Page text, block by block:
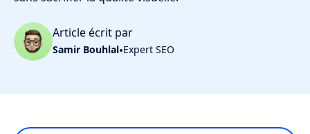
Article écrit par
Samir Bouhlal•Expert SEO